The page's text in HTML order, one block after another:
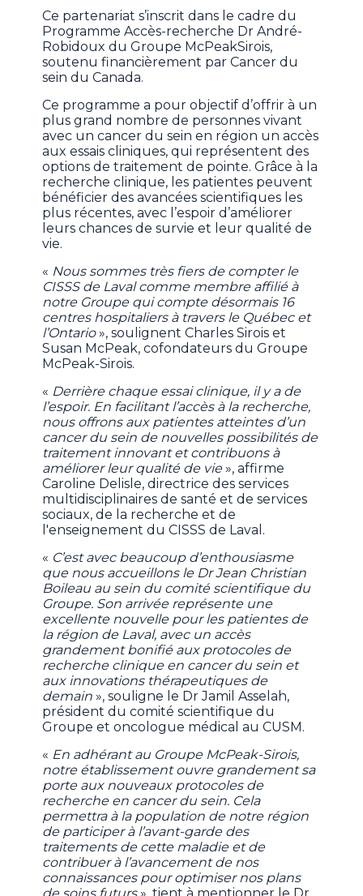
Ce partenariat s’inscrit dans le cadre du
Programme Accès-recherche Dr André-
Robidoux du Groupe McPeakSirois,
soutenu financièrement par Cancer du
sein du Canada.
Ce programme a pour objectif d’offrir à un
plus grand nombre de personnes vivant
avec un cancer du sein en région un accès
aux essais cliniques, qui représentent des
options de traitement de pointe. Grâce à la
recherche clinique, les patientes peuvent
bénéficier des avancées scientifiques les
plus récentes, avec l’espoir d’améliorer
leurs chances de survie et leur qualité de
vie.
« Nous sommes très fiers de compter le
CISSS de Laval comme membre affilié à
notre Groupe qui compte désormais 16
centres hospitaliers à travers le Québec et
l’Ontario», soulignent Charles Sirois et
Susan McPeak, cofondateurs du Groupe
McPeak-Sirois.
« Derrière chaque essai clinique, il y a de
l’espoir. En facilitant l’accès à la recherche,
nous offrons aux patientes atteintes d’un
cancer du sein de nouvelles possibilités de
traitement innovant et contribuons à
améliorer leur qualité de vie», affirme
Caroline Delisle, directrice des services
multidisciplinaires de santé et de services
sociaux, de la recherche et de
l'enseignement du CISSS de Laval.
« C’est avec beaucoup d’enthousiasme
que nous accueillons le Dr Jean Christian
Boileau au sein du comité scientifique du
Groupe. Son arrivée représente une
excellente nouvelle pour les patientes de
la région de Laval, avec un accès
grandement bonifié aux protocoles de
recherche clinique en cancer du sein et
aux innovations thérapeutiques de
demain», souligne le Dr Jamil Asselah,
président du comité scientifique du
Groupe et oncologue médical au CUSM.
« En adhérant au Groupe McPeak-Sirois,
notre établissement ouvre grandement sa
porte aux nouveaux protocoles de
recherche en cancer du sein. Cela
permettra à la population de notre région
de participer à l’avant-garde des
traitements de cette maladie et de
contribuer à l’avancement de nos
connaissances pour optimiser nos plans